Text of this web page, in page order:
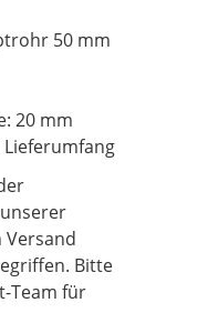
50 mm
20 mm
Bitte
Team für